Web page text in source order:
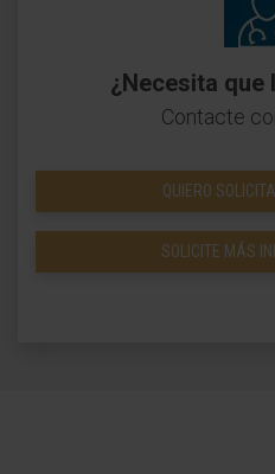
¿Necesita que
Contacte
QUIERO
SOLICITE MÁS